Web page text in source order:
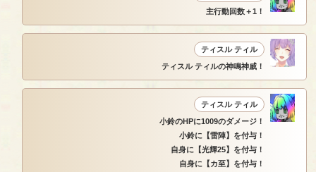
主行動回数＋1！
ティスル ティル
ティスル ティルの神鳴神威！
ティスル ティル
小鈴のHPに1009のダメージ！
小鈴に【雷陣】を付与！
自身に【光輝25】を付与！
自身に【カ至】を付与！